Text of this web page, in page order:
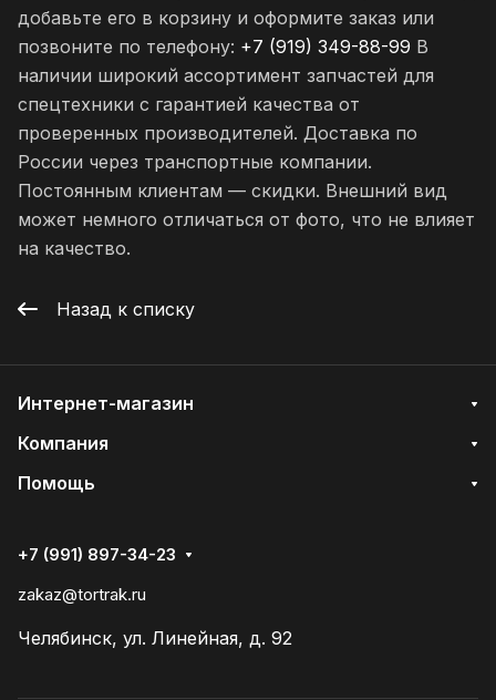
добавьте его в корзину и оформите заказ или
позвоните по телефону: +7 (919) 349-88-99 В
наличии широкий ассортимент запчастей для
спецтехники с гарантией качества от
проверенных производителей. Доставка по
России через транспортные компании.
Постоянным клиентам — скидки. Внешний вид
может немного отличаться от фото, что не влияет
на качество.
Назад к списку
Интернет-магазин
Компания
Помощь
+7 (991) 897-34-23
zakaz@tortrak.ru
Челябинск, ул. Линейная, д. 92